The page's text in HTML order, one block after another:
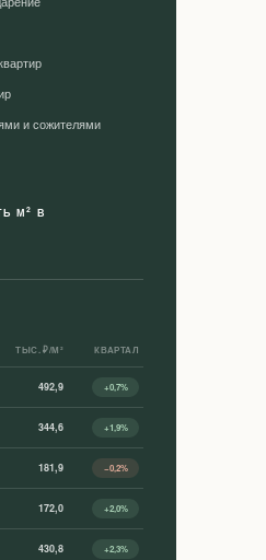
и сожителями
М2 В
ТЫС. ₽/М² КВАРТАЛ
492,9 +0,7%
344,6 +1,9%
181,9 −0,2%
172,0 +2,0%
430,8 +2,3%